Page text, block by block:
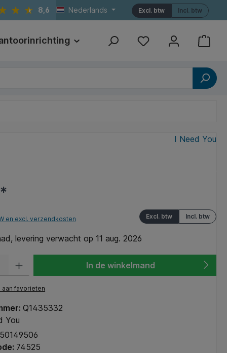
8,6 Nederlands Incl. btw
Excl. btw
Print Referenties
I Need You
Incl. btw
Excl. btw
en excl. verzendkosten
levering verwacht op 11 aug. 2026
In de winkelmand
favorieten
Q1435332
You
74525